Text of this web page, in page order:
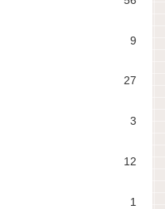
9
27
3
12
1